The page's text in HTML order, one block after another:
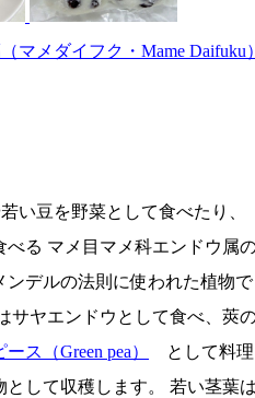
マメダイフク・Mame Daifuku
い豆を野菜として食べたり、
べる マメ目マメ科エンドウ属
デルの法則に使われた植物で
サヤエンドウとして食べ、莢
ス（Green pea）
として料理
として収穫します。 若い茎葉